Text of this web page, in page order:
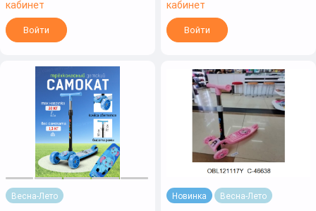
кабинет
Войти
кабинет
Войти
Весна-Лето Новинка Весна-Лето